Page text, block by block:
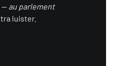
— au parlement
luister.